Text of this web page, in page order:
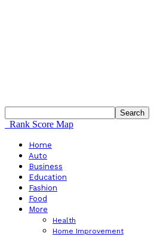
Rank Score Map
Home
Auto
Business
Education
Fashion
Food
More
Health
Home Improvement